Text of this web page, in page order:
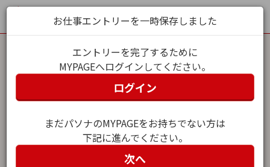
MYPAGEログイン
パスワード
お仕事エントリーを一時保存しました
エントリーを完了するために
MYPAGEへログインしてください。
ログイン
まだパソナのMYPAGEをお持ちでない方は
下記に進んでください。
次へ